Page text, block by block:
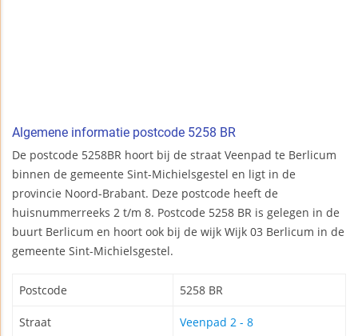
Algemene informatie postcode 5258 BR
De postcode 5258BR hoort bij de straat Veenpad te Berlicum
binnen de gemeente Sint-Michielsgestel en ligt in de
provincie Noord-Brabant. Deze postcode heeft de
huisnummerreeks 2 t/m 8. Postcode 5258 BR is gelegen in de
buurt Berlicum en hoort ook bij de wijk Wijk 03 Berlicum in de
gemeente Sint-Michielsgestel.
Postcode 5258 BR
Straat Veenpad 2 - 8